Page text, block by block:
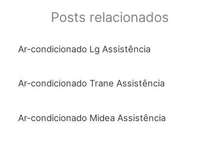
Posts relacionados
Ar-condicionado Lg Assistência
Ar-condicionado Trane Assistência
Ar-condicionado Midea Assistência